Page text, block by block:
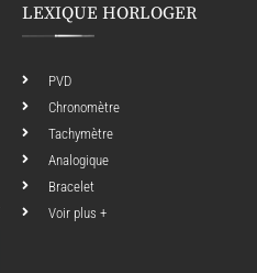
LEXIQUE HORLOGER
PVD
Chronomètre
Tachymètre
Analogique
Bracelet
Voir plus +